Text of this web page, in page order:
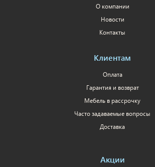
О компании
Новости
Контакты
Клиентам
Оплата
Гарантия и возврат
Мебель в рассрочку
Часто задаваемые вопросы
Доставка
Акции